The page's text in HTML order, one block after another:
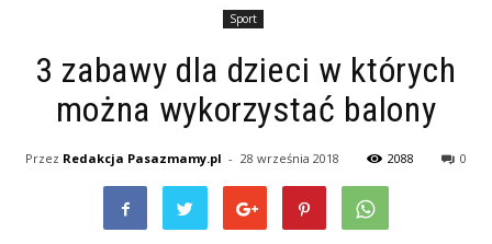
Sport
3 zabawy dla dzieci w których
można wykorzystać balony
Przez Redakcja Pasazmamy.pl - 28 września 2018 2088 0